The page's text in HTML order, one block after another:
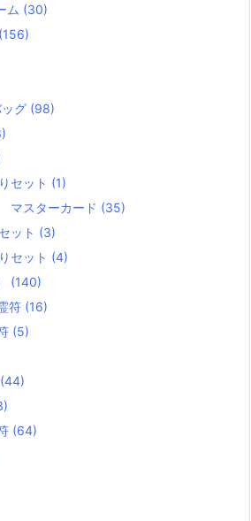
ム (30)
(156)
グ (98)
セット (1)
マスターカード (35)
ット (3)
セット (4)
(140)
符 (16)
(5)
(44)
(64)